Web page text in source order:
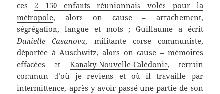
ces2 150 enfants réunionnais volés pour la
métropole, alors on cause – arrachement,
ségrégation, langue et mots ; Guillaume a écrit
Danielle Casanova, militante corse communiste,
déportée à Auschwitz, alors on cause – mémoires
effacées et Kanaky-Nouvelle-Calédonie, terrain
commun d’où je reviens et où il travaille par
intermittence, après y avoir passé une partie de son